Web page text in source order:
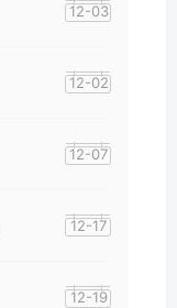
12-03
12-02
12-07
12-17
12-19